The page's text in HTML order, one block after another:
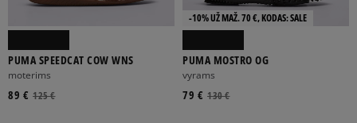
PUMA SPEEDCAT COW WNS
moterims
125 €
89 €
-10% UŽ MAŽ. 70 €, KODAS: SALE
PUMA MOSTRO OG
vyrams
130 €
79 €